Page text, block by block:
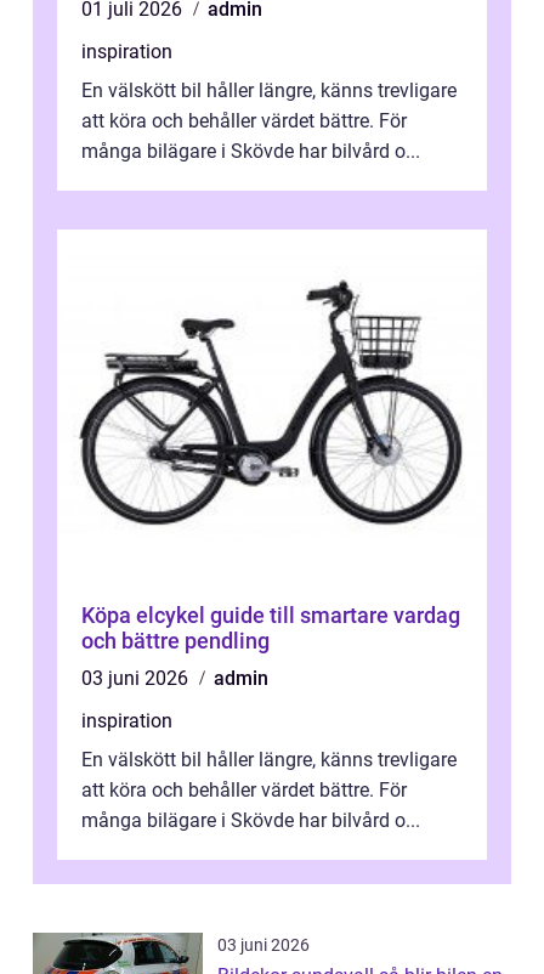
01 juli 2026
admin
inspiration
En välskött bil håller längre, känns trevligare
att köra och behåller värdet bättre. För
många bilägare i Skövde har bilvård o...
Köpa elcykel guide till smartare vardag
och bättre pendling
03 juni 2026
admin
inspiration
En välskött bil håller längre, känns trevligare
att köra och behåller värdet bättre. För
många bilägare i Skövde har bilvård o...
03 juni 2026